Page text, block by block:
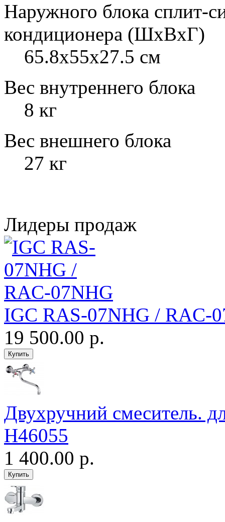
Наружного блока сплит-
кондиционера (ШxВxГ)
65.8x55x27.5 см
Вес внутреннего блока
8 кг
Вес внешнего блока
27 кг
Лидеры продаж
IGC RAS-07NHG / RAC-
19 500.00 р.
Двухручний смеситель.
H46055
1 400.00 р.